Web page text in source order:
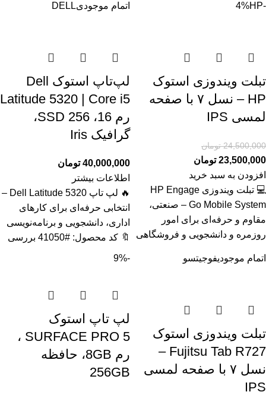
-4%
HP
تبلت ویندوزی استوک
HP – نسل ۷ با صفحه
لمسی IPS
24,500,000 تومان
23,500,000 تومان
افزودن به سبد خرید
💻 تبلت ویندوزی HP Engage
Go Mobile System – صنعتی،
مقاوم و حرفه‌ای برای امور
روزمره و دانشجویی و فروشگاهی
اتمام موجودیDELL
لپ‌تاپ استوک Dell
Latitude 5320 | Core i5
رم 16، SSD 256،
گرافیک Iris
40,000,000 تومان
اطلاعات بیشتر
🔥 لپ تاپ Dell Latitude 5320 –
انتخابی حرفه‌ای برای کارهای
اداری، دانشجویی و برنامه‌نویسی
🔖 کد محصول: #41050 بررسی
اتمام موجودیفوجیتسو
تبلت ویندوزی استوک
Fujitsu Tab R727 –
نسل ۷ با صفحه لمسی
IPS
-9%
لپ تاپ استوک
SURFACE PRO 5 ،
رم 8GB، حافظه
256GB